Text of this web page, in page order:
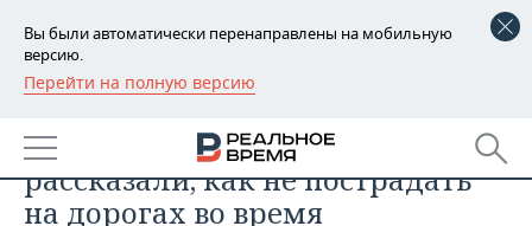
Вы были автоматически перенаправлены на мобильную
версию.
Перейти на полную версию
РЕГИОНЫ
БАШКОРТОСТАН
ТАТАРСТАН
НОВОСТИ
АНАЛИТИКА
В МЧС по Татарстану
рассказали, как не пострадать
на дорогах во время